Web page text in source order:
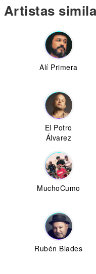
Artistas
Alí Primera
El Potro
Álvarez
MuchoCumo
Rubén Blades